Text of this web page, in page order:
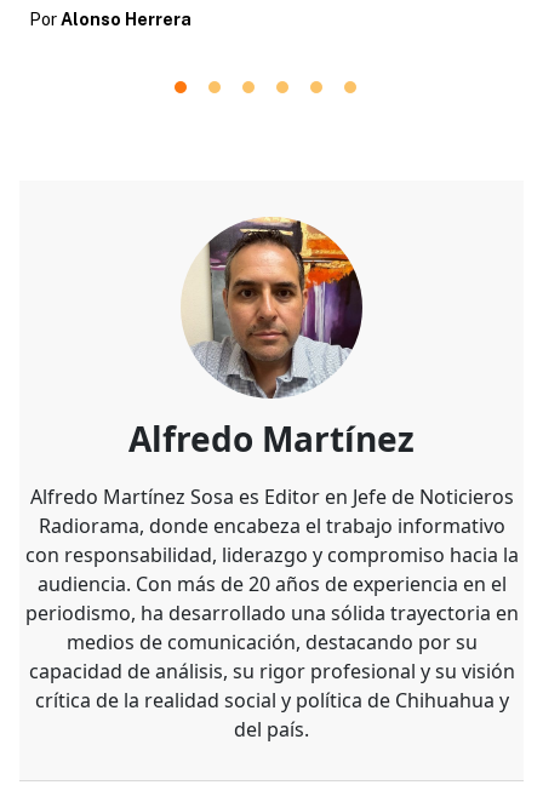
Por Alonso Herrera
Alfredo Martínez
Alfredo Martínez Sosa es Editor en Jefe de Noticieros
Radiorama, donde encabeza el trabajo informativo
con responsabilidad, liderazgo y compromiso hacia la
audiencia. Con más de 20 años de experiencia en el
periodismo, ha desarrollado una sólida trayectoria en
medios de comunicación, destacando por su
capacidad de análisis, su rigor profesional y su visión
crítica de la realidad social y política de Chihuahua y
del país.